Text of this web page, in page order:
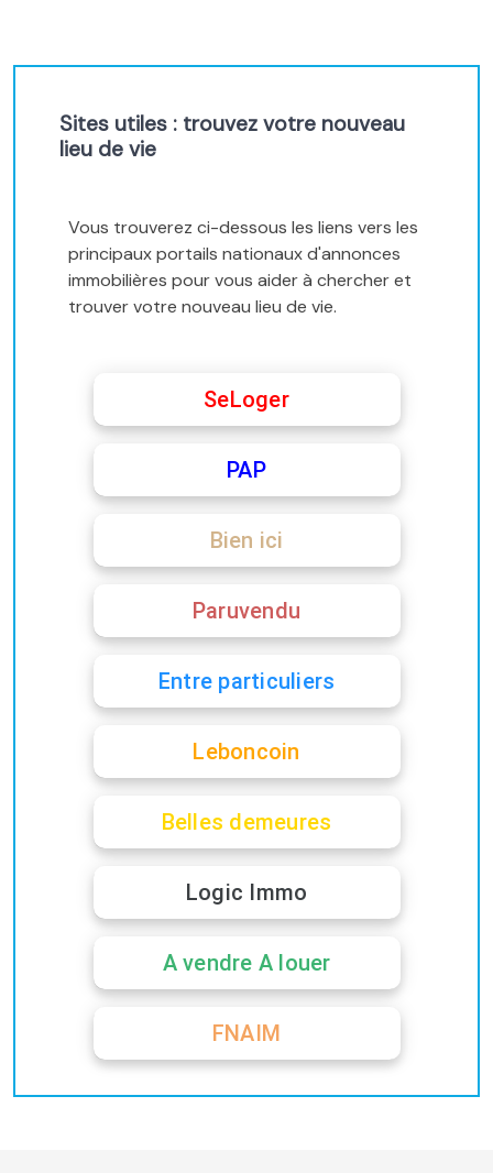
Sites utiles : trouvez votre nouveau
lieu de vie
Vous trouverez ci-dessous les liens vers les
principaux portails nationaux d'annonces
immobilières pour vous aider à chercher et
trouver votre nouveau lieu de vie.
SeLoger
PAP
Bien ici
Paruvendu
Entre particuliers
Leboncoin
Belles demeures
Logic Immo
A vendre A louer
FNAIM